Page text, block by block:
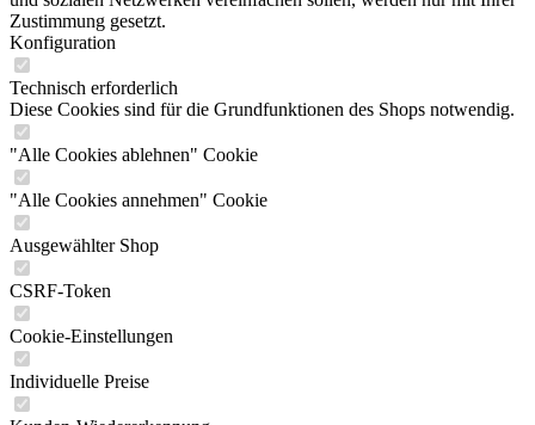
Zustimmung gesetzt.
Konfiguration
Technisch erforderlich
Diese Cookies sind für die Grundfunktionen des Shops notwendig.
"Alle Cookies ablehnen" Cookie
"Alle Cookies annehmen" Cookie
Ausgewählter Shop
CSRF-Token
Cookie-Einstellungen
Individuelle Preise